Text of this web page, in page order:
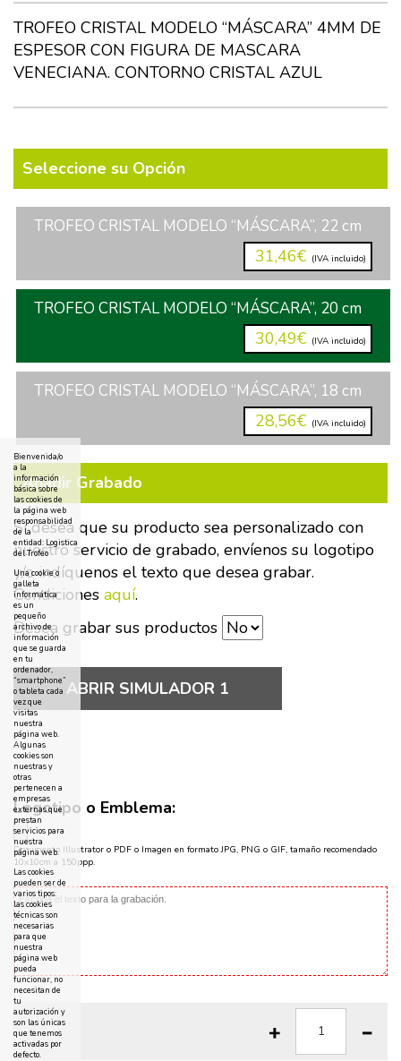
TROFEO CRISTAL MODELO “MÁSCARA” 4MM DE
ESPESOR CON FIGURA DE MASCARA
VENECIANA. CONTORNO CRISTAL AZUL
Seleccione su Opción
TROFEO CRISTAL MODELO “MÁSCARA”, 22 cm
31,46€ (IVA incluido)
TROFEO CRISTAL MODELO “MÁSCARA”, 20 cm
30,49€ (IVA incluido)
TROFEO CRISTAL MODELO “MÁSCARA”, 18 cm
28,56€ (IVA incluido)
Añadir Grabado
Si desea que su producto sea personalizado con
nuestro servicio de grabado, envíenos su logotipo
y/o indíquenos el texto que desea grabar.
Condiciones aquí.
Desea grabar sus productos
ABRIR SIMULADOR 1
Logotipo o Emblema:
Documento Illustrator o PDF o Imagen en formato JPG, PNG o GIF, tamaño recomendado
10x10cm a 150ppp.
Bienvenida/o
a la
información
básica sobre
las cookies de
la página web
responsabilidad
de la
entidad: Logistica
del Trofeo
Una cookie o
galleta
informática
es un
pequeño
archivo de
información
que se guarda
en tu
ordenador,
“smartphone”
o tableta cada
vez que
visitas
nuestra
página web.
Algunas
cookies son
nuestras y
otras
pertenecen a
empresas
externas que
prestan
servicios para
nuestra
página web.
Las cookies
pueden ser de
varios tipos:
las cookies
técnicas son
necesarias
para que
nuestra
página web
pueda
funcionar, no
necesitan de
tu
autorización y
son las únicas
que tenemos
activadas por
defecto.